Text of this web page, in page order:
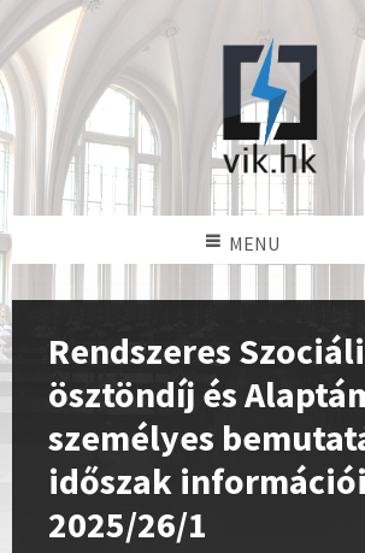
MENU
Rendszeres
ösztöndíj és
személyes
időszak
2025/26/1